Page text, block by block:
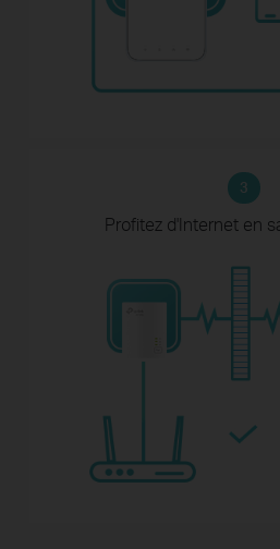
3
Profitez d'Internet en